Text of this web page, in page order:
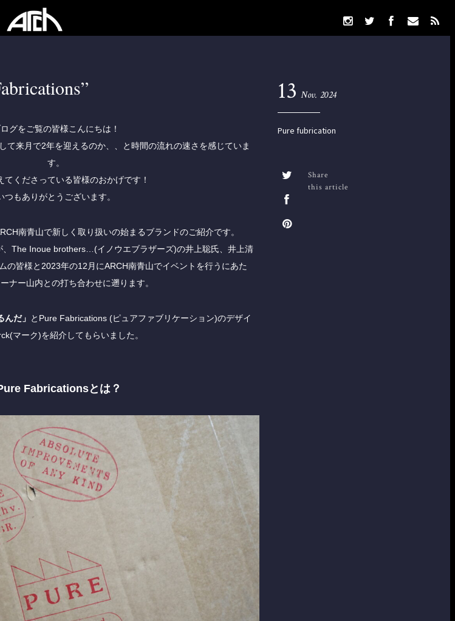
13 Nov. 2024
Pure fubrication
Share
this article
グをご覧の皆様こんにちは！
て来月で2年を迎えるのか、、と時間の流れの速さを感じていま
す。
てくださっている皆様のおかげです！
つもありがとうございます。
南青山で新しく取り扱いの始まるブランドのご紹介です。
、The Inoue brothers…(イノウエブラザーズ)の井上聡氏、井上清
皆様と2023年の12月にARCH南青山でイベントを行うにあた
ナー山内との打ち合わせに遡ります。
んだ」 とPure Fabrications (ピュアファブリケーション)のデザイ
マーク)を紹介してもらいました。
Fabricationsとは？